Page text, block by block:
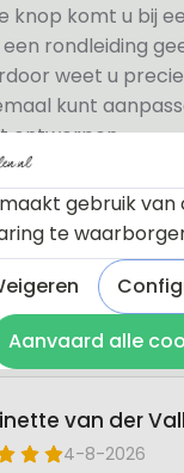
knop komt u bij
rondleiding
weet u
kunt
ontwerpen.
gebruik van
te
Aanvaard alle